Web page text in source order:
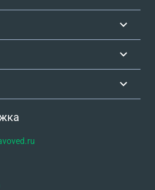
благодарен за помощь и
претензии